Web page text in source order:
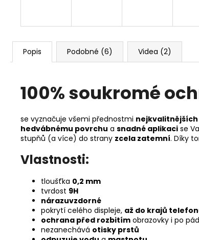
Popis Podobné (6) Videa (2)
100% soukromé
se vyznačuje všemi přednostmi
hedvábnému povrchu a snadné aplikaci se
stupňů (a více) do strany zcela zatemní. Díky
Vlastnosti:
tloušťka 0,2 mm
tvrdost 9H
nárazuvzdorné
pokrytí celého displeje, až do krajů
ochrana před rozbitím obrazovky i po
nezanechává otisky prstů